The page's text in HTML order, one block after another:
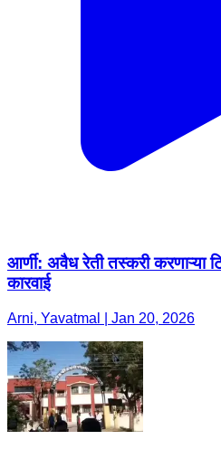
आर्णी: अवैध रेती तस्करी करणाऱ्या
कारवाई
Arni, Yavatmal | Jan 20, 2026